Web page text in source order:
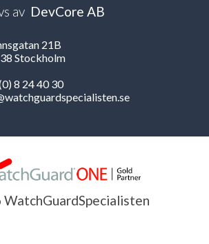
av DevCore AB
21B
Stockholm
8 24 40 30